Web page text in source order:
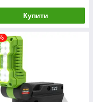
Купити